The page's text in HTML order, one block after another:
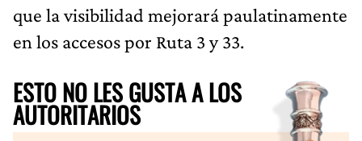
que la visibilidad mejorará paulatinamente
en los accesos por Ruta 3 y 33.
ESTO NO LES GUSTA A LOS
AUTORITARIOS